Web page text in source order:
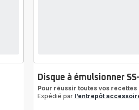
Disque à émulsionner
Pour réussir toutes vos recettes
Expédié par l’entrepôt